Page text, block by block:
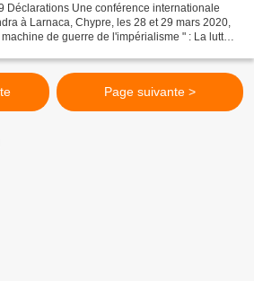
Déclarations Une conférence internationale
à Larnaca, Chypre, les 28 et 29 mars 2020,
de guerre de l'impérialisme " : La lutte
Page suivante >